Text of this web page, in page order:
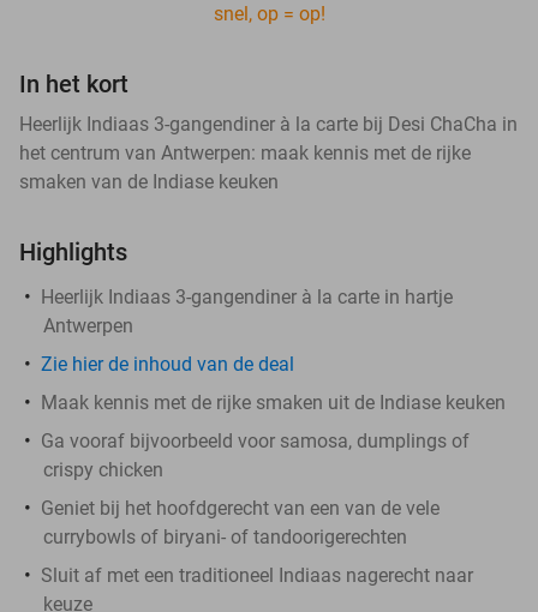
snel, op = op!
In het kort
Heerlijk Indiaas 3-gangendiner à la carte bij Desi ChaCha in
het centrum van Antwerpen: maak kennis met de rijke
smaken van de Indiase keuken
Highlights
Heerlijk Indiaas 3-gangendiner à la carte in hartje
Antwerpen
Zie hier de inhoud van de deal
Maak kennis met de rijke smaken uit de Indiase keuken
Ga vooraf bijvoorbeeld voor samosa, dumplings of
crispy chicken
Geniet bij het hoofdgerecht van een van de vele
currybowls of biryani- of tandoorigerechten
Sluit af met een traditioneel Indiaas nagerecht naar
keuze